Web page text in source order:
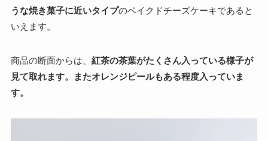
うな焼き菓子に近いタイプのベイクドチーズケーキであると
いえます。
商品の断面からは、 紅茶の茶葉がたくさん入っている様子が
見て取れます。またオレンジピールもある程度入っていま
す。